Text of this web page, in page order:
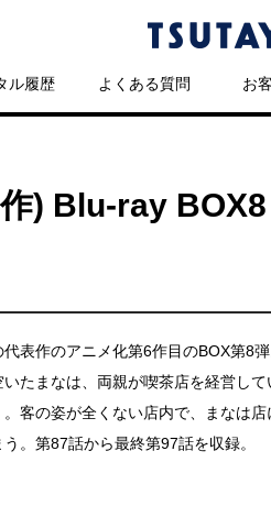
ル履歴 よくある質問 お
) Blu-ray BOX8
表作のアニメ化第6作目のBOX第8
たまなは、両親が喫茶店を経営し
客の姿が全くない店内で、まなは
。第87話から最終第97話を収録。